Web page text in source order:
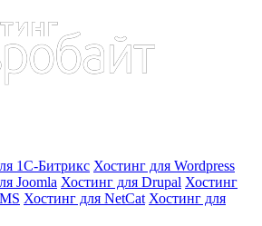
1С-Битрикс Хостинг для Wordpress
Joomla Хостинг для Drupal Хостинг
Хостинг для NetCat Хостинг для